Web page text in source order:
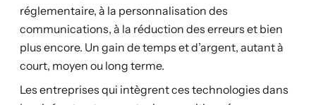
réglementaire, à la personnalisation des
communications, à la réduction des erreurs et bien
plus encore. Un gain de temps et d’argent, autant à
court, moyen ou long terme.
Les entreprises qui intègrent ces technologies dans